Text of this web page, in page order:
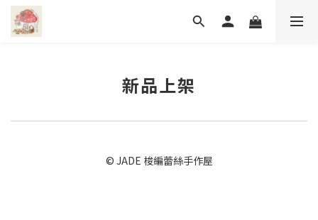
新品上架
© JADE 梭編蕾絲手作屋